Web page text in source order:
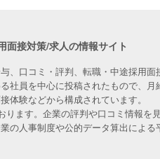
面接対策/求人の情報サイト
、口コミ・評判、転職・中途採用
社員を中心に投稿されたもので、
体験などから構成されています。
ます。企業の評判や口コミ情報を
の人事制度や公的データ算出によ